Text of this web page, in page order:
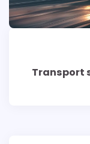
Transport